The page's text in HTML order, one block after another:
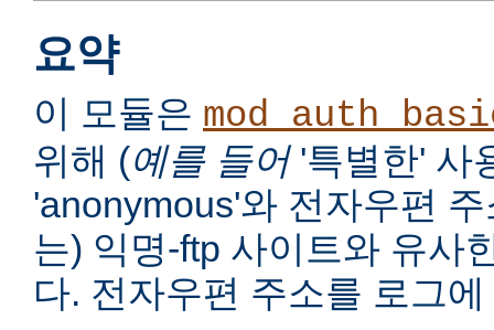
요약
이 모듈은
위해 (예를 들어'특별한' 사
'anonymous'와 전자우편
는) 익명-ftp 사이트와 유사
다. 전자우편 주소를 로그